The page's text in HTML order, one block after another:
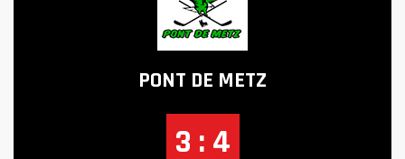
PONT DE METZ
3 : 4